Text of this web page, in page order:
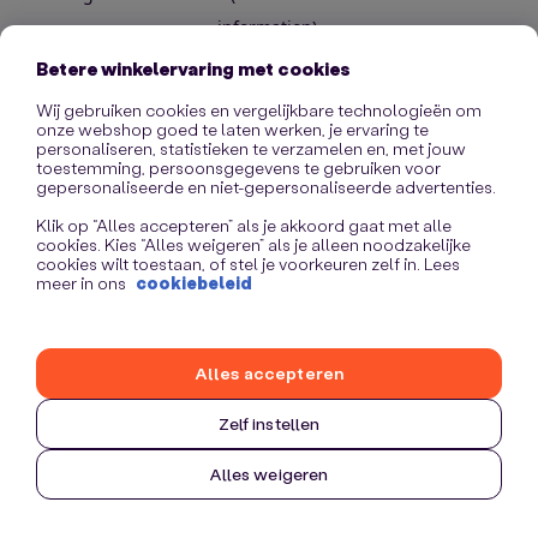
information).
Betere winkelervaring met cookies
Wij gebruiken cookies en vergelijkbare technologieën om
onze webshop goed te laten werken, je ervaring te
personaliseren, statistieken te verzamelen en, met jouw
toestemming, persoonsgegevens te gebruiken voor
gepersonaliseerde en niet-gepersonaliseerde advertenties.
Klik op “Alles accepteren” als je akkoord gaat met alle
cookies. Kies “Alles weigeren” als je alleen noodzakelijke
cookies wilt toestaan, of stel je voorkeuren zelf in. Lees
meer in ons cookiebeleid
Zelf instellen
Alles weigeren
Alles accepteren